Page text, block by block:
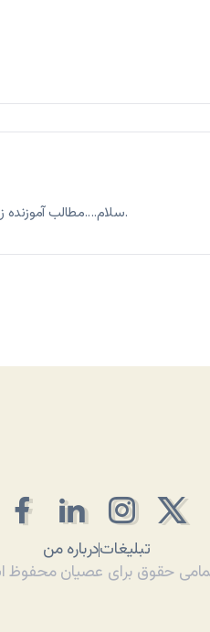
سلام….مطالب آموزنده زیاد پیدا می شه این جا البته با تشکر از شما…سبز باشی و همیشگی.
درباره منتبلیغات